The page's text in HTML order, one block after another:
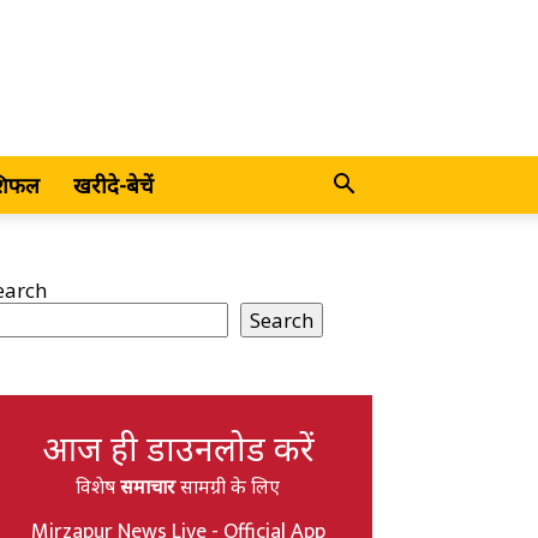
खरीदे-बेचें
Search
आज ही डाउनलोड करें
विशेषसमाचारसामग्री के लिए